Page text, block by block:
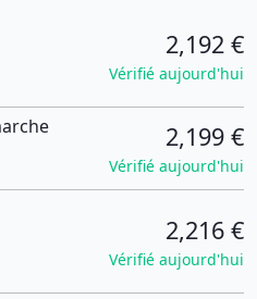
2,192 €
Vérifié aujourd'hui
2,199 €
Vérifié aujourd'hui
2,216 €
Vérifié aujourd'hui